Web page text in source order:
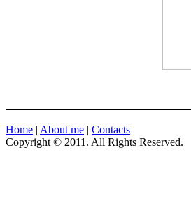
Home | About me | Contacts
Copyright © 2011. All Rights Reserved.